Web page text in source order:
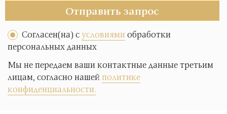
Отправить запрос
Согласен(на) сусловиямиобработки
персональных данных
Мы не передаем ваши контактные данные третьим
лицам, согласно нашейполитике
конфиденциальности.